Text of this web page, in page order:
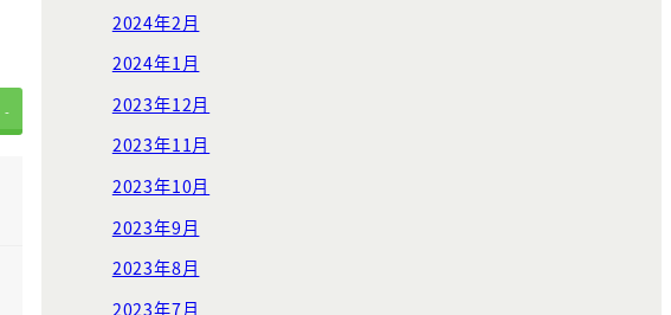
-
2024年2月
2024年1月
2023年12月
2023年11月
2023年10月
2023年9月
2023年8月
2023年7月